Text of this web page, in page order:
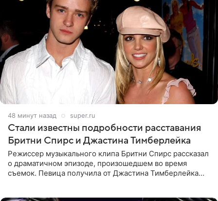
48 минут назад super.ru
Стали известны подробности расставания
Бритни Спирс и Джастина Тимберлейка
Режиссер музыкального клипа Бритни Спирс рассказал
о драматичном эпизоде, произошедшем во время
съемок. Певица получила от Джастина Тимберлейка